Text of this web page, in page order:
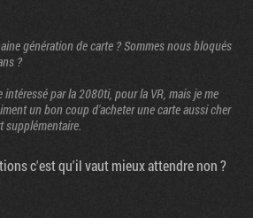
génération de carte ? Sommes nous bloqués
?
par la 2080ti, pour la VR, mais je me
un bon coup d'acheter une carte aussi cher
c'est qu'il vaut mieux attendre non ?